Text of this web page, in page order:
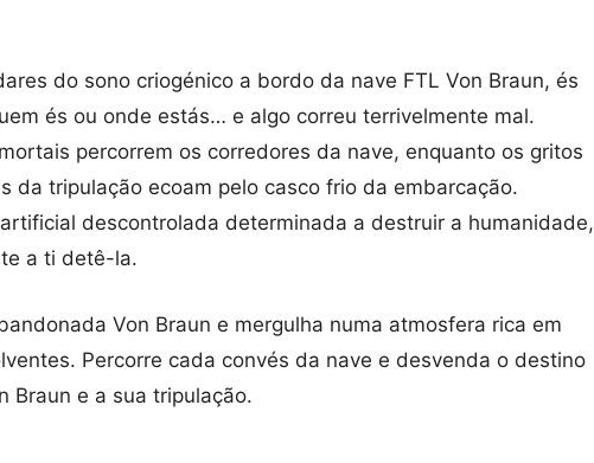
do sono criogénico a bordo da nave FTL Von Braun, és
és ou onde estás… e algo correu terrivelmente mal.
percorrem os corredores da nave, enquanto os gritos
da tripulação ecoam pelo casco frio da embarcação.
descontrolada determinada a destruir a humanidade,
a ti detê-la.
Von Braun e mergulha numa atmosfera rica em
Percorre cada convés da nave e desvenda o destino
Braun e a sua tripulação.